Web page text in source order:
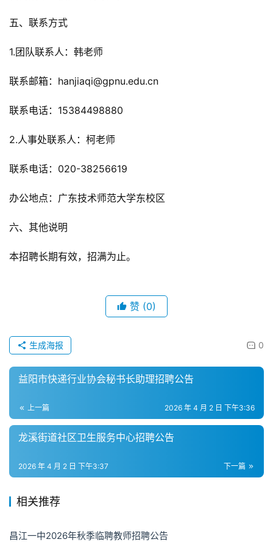
五、联系方式
1.团队联系人：韩老师
联系邮箱：hanjiaqi@gpnu.edu.cn
联系电话：15384498880
2.人事处联系人：柯老师
联系电话：020-38256619
办公地点：广东技术师范大学东校区
六、其他说明
本招聘长期有效，招满为止。
赞 (0)
0
生成海报
益阳市快递行业协会秘书长助理招聘公告
上一篇 2026 年 4 月 2 日 下午3:36
龙溪街道社区卫生服务中心招聘公告
下一篇
2026 年 4 月 2 日 下午3:37
相关推荐
昌江一中2026年秋季临聘教师招聘公告